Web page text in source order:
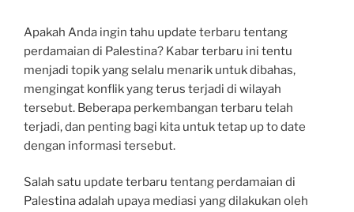
Apakah Anda ingin tahu update terbaru tentang
perdamaian di Palestina? Kabar terbaru ini tentu
menjadi topik yang selalu menarik untuk dibahas,
mengingat konflik yang terus terjadi di wilayah
tersebut. Beberapa perkembangan terbaru telah
terjadi, dan penting bagi kita untuk tetap up to date
dengan informasi tersebut.
Salah satu update terbaru tentang perdamaian di
Palestina adalah upaya mediasi yang dilakukan oleh